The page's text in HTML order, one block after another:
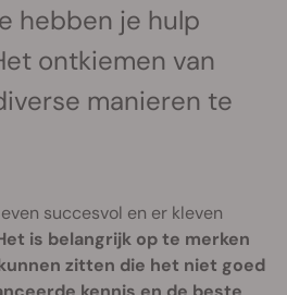
hebben je hulp
ontkiemen van
manieren te
succesvol en er kleven
is belangrijk op te merken
zitten die het niet goed